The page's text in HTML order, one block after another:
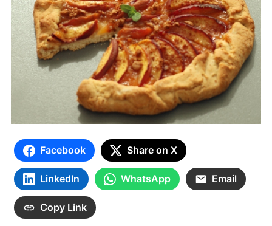
Facebook Share on X
LinkedIn WhatsApp Email
Copy Link